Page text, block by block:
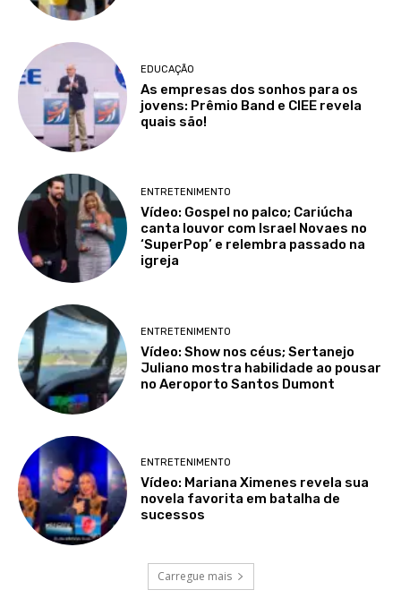
EDUCAÇÃO
As empresas dos sonhos para os
jovens: Prêmio Band e CIEE revela
quais são!
ENTRETENIMENTO
Vídeo: Gospel no palco; Cariúcha
canta louvor com Israel Novaes no
‘SuperPop’ e relembra passado na
igreja
ENTRETENIMENTO
Vídeo: Show nos céus; Sertanejo
Juliano mostra habilidade ao pousar
no Aeroporto Santos Dumont
ENTRETENIMENTO
Vídeo: Mariana Ximenes revela sua
novela favorita em batalha de
sucessos
Carregue mais